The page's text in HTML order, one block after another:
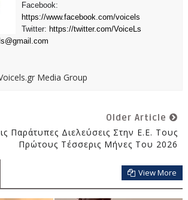
Facebook:
https://www.facebook.com/voicels
Twitter: https://twitter.com/VoiceLs
Media Group
Older Article
Παράτυπες Διελεύσεις Στην Ε.Ε. Τους
Πρώτους Τέσσερις Μήνες Του 2026
View More